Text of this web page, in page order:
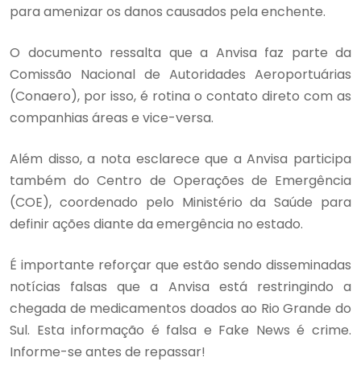
para amenizar os danos causados pela enchente.
O documento ressalta que a Anvisa faz parte da
Comissão Nacional de Autoridades Aeroportuárias
(Conaero), por isso, é rotina o contato direto com as
companhias áreas e vice-versa.
Além disso, a nota esclarece que a Anvisa participa
também do Centro de Operações de Emergência
(COE), coordenado pelo Ministério da Saúde para
definir ações diante da emergência no estado.
É importante reforçar que estão sendo disseminadas
notícias falsas que a Anvisa está restringindo a
chegada de medicamentos doados ao Rio Grande do
Sul. Esta informação é falsa e Fake News é crime.
Informe-se antes de repassar!